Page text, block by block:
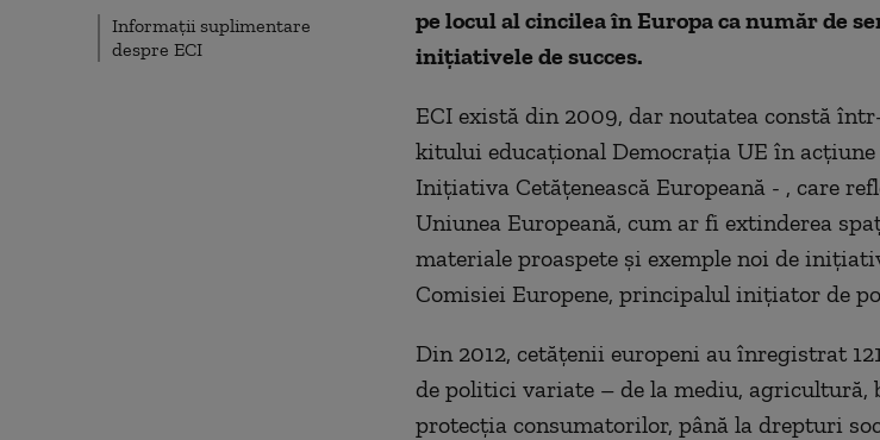
Informații suplimentare
despre ECI
pe locul al cincilea în Europa ca număr de
inițiativele de succes.
ECI există din 2009, dar noutatea constă
kitului educațional Democrația UE în
Inițiativa Cetățenească Europeană - , care
Uniunea Europeană, cum ar fi extinderea
materiale proaspete și exemple noi de
Comisiei Europene, principalul inițiator de
Din 2012, cetățenii europeni au înregistrat
de politici variate – de la mediu, agricultură,
protecția consumatorilor, până la drepturi